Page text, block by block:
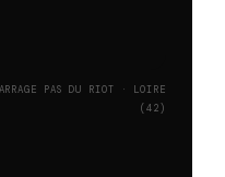
PAS DU RIOT · LOIRE
(42)